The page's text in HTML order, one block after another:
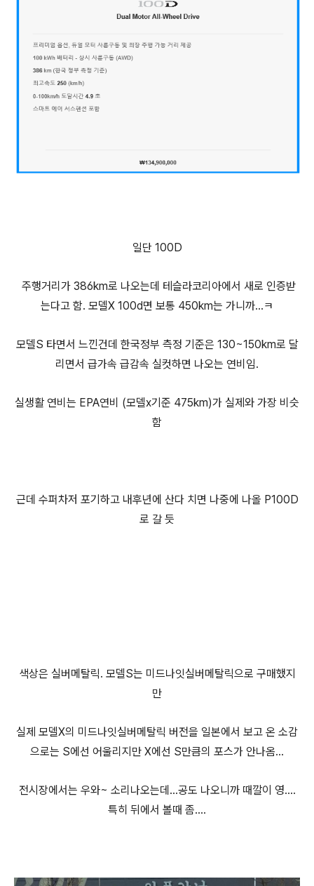
일단 100D
주행거리가 386km로 나오는데 테슬라코리아에서 새로 인증받
는다고 함. 모델X 100d면 보통 450km는 가니까...ㅋ
모델S 타면서 느낀건데 한국정부 측정 기준은 130~150km로 달
리면서 급가속 급감속 실컷하면 나오는 연비임.
실생활 연비는 EPA연비 (모델x기준 475km)가 실제와 가장 비슷
함
근데 수퍼차저 포기하고 내후년에 산다 치면 나중에 나올 P100D
로 갈 듯
색상은 실버메탈릭. 모델S는 미드나잇실버메탈릭으로 구매했지
만
실제 모델X의 미드나잇실버메탈릭 버전을 일본에서 보고 온 소감
으로는 S에선 어울리지만 X에선 S만큼의 포스가 안나옴...
전시장에서는 우와~ 소리나오는데...공도 나오니까 때깔이 영....
특히 뒤에서 볼때 좀....